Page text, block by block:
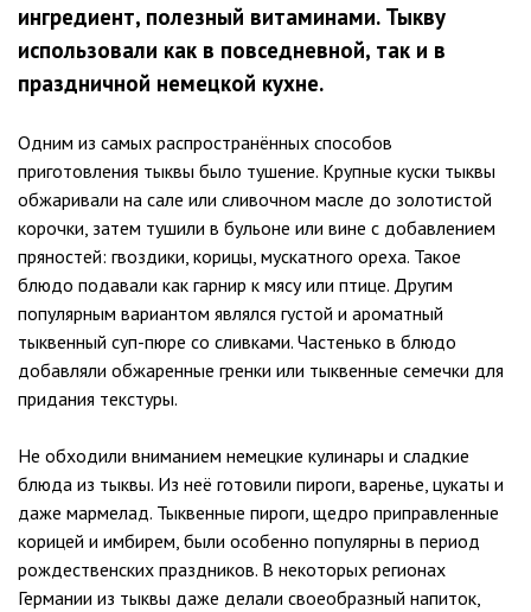
ингредиент, полезный витаминами. Тыкву
использовали как в повседневной, так и в
праздничной немецкой кухне.
Одним из самых распространённых способов
приготовления тыквы было тушение. Крупные куски тыквы
обжаривали на сале или сливочном масле до золотистой
корочки, затем тушили в бульоне или вине с добавлением
пряностей: гвоздики, корицы, мускатного ореха. Такое
блюдо подавали как гарнир к мясу или птице. Другим
популярным вариантом являлся густой и ароматный
тыквенный суп-пюре со сливками. Частенько в блюдо
добавляли обжаренные гренки или тыквенные семечки для
придания текстуры.
Не обходили вниманием немецкие кулинары и сладкие
блюда из тыквы. Из неё готовили пироги, варенье, цукаты и
даже мармелад. Тыквенные пироги, щедро приправленные
корицей и имбирем, были особенно популярны в период
рождественских праздников. В некоторых регионах
Германии из тыквы даже делали своеобразный напиток,